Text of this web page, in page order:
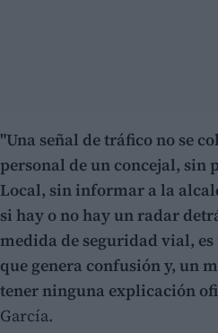
"Una señal de tráfico no se
personal de un concejal, sin
Local, sin informar a la
si hay o no hay un radar
medida de seguridad vial,
que genera confusión y, un
tener ninguna explicación
García.